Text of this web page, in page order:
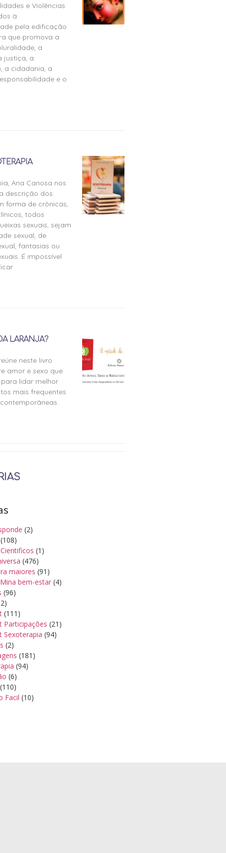
e Violências
à
pela edificação
que promova a
a
justiça, a
a cidadania, a
e o
Ana Canosa nos
descrição dos
forma de crônicas,
todos
sexuais, sejam
sexual, de
fantasias ou
É impossível
LARANJA?
neste livro
amor e sexo que
lidar melhor
mais frequentes
(2)
(108)
(1)
(476)
maiores (91)
bem-estar(4)
(96)
(111)
Participações (21)
Sexoterapia (94)
(2)
(181)
(94)
(6)
(110)
Facil (10)